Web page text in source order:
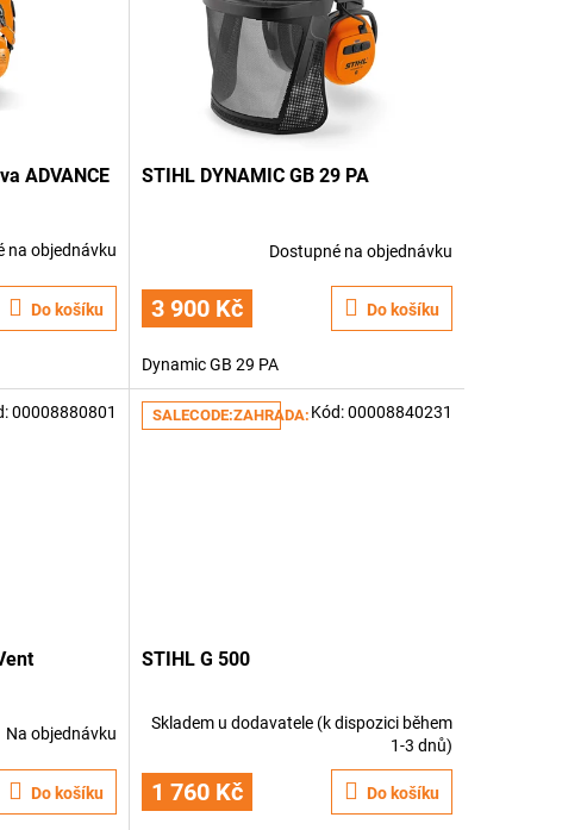
ADVANCE
na objednávku
Do košíku
STIHL DYNAMIC GB 29 PA
Dostupné na objednávku
3 900 Kč Do košíku
Dynamic GB 29 PA
Na objednávku
Do košíku
00008880801 SALECODE:ZAHRADA:5:%
STIHL G 500
Skladem u dodavatele (k dispozici během
1-3 dnů)
1 760 Kč Do košíku
Kód:00008840231